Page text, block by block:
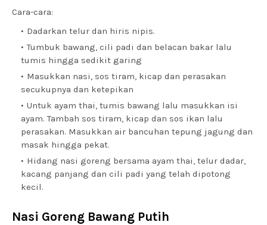
Cara-cara:
Dadarkan telur dan hiris nipis.
Tumbuk bawang, cili padi dan belacan bakar lalu
tumis hingga sedikit garing
Masukkan nasi, sos tiram, kicap dan perasakan
secukupnya dan ketepikan
Untuk ayam thai, tumis bawang lalu masukkan isi
ayam. Tambah sos tiram, kicap dan sos ikan lalu
perasakan. Masukkan air bancuhan tepung jagung dan
masak hingga pekat.
Hidang nasi goreng bersama ayam thai, telur dadar,
kacang panjang dan cili padi yang telah dipotong
kecil.
Nasi Goreng Bawang Putih